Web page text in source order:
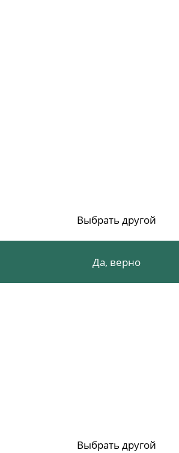
Выбрать другой
Да, верно
Выбрать другой